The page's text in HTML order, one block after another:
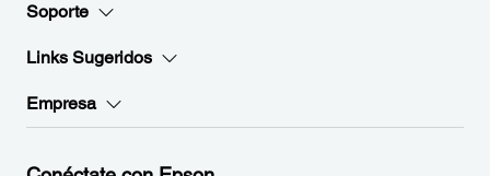
Soporte
Links Sugeridos
Empresa